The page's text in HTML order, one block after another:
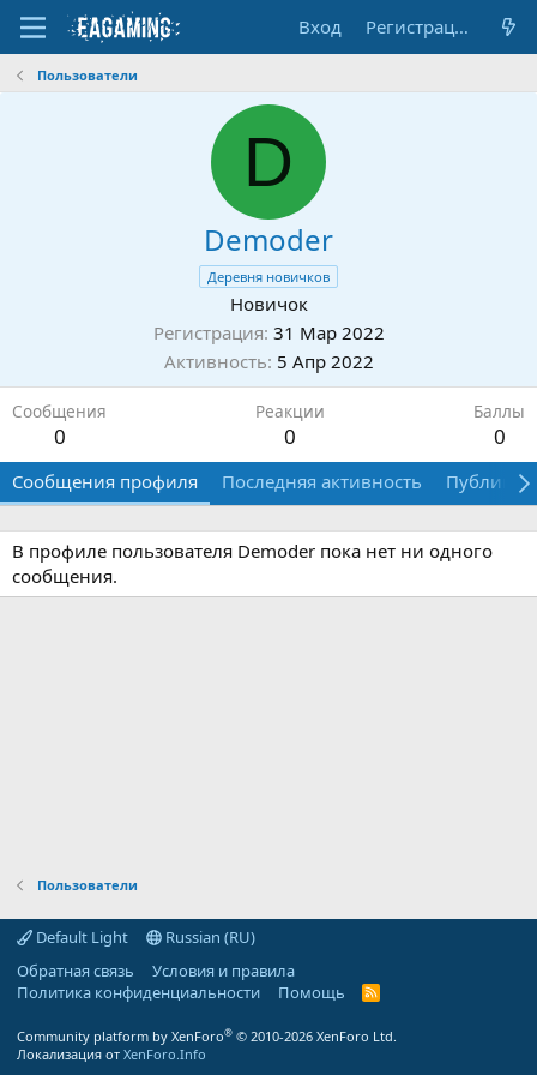
Вход Регистрация
Пользователи
D
Demoder
Деревня новичков
Новичок
Регистрация 31 Мар 2022
Активность 5 Апр 2022
Сообщения
0
Реакции
0
Баллы
0
Сообщения профиля Последняя активность
В профиле пользователя Demoder пока нет ни одного
сообщения.
Пользователи
Default Light
Russian (RU)
Обратная связь
Условия и правила
Политика конфиденциальности
Помощь
R
Community platform by XenForo® © 2010-2026 XenForo Ltd.
Локализация от XenForo.Info